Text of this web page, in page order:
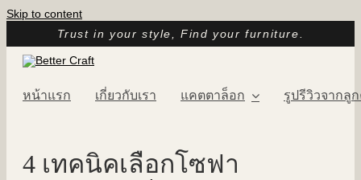
Skip to content
Trust in your style, Find your furniture.
หน้าแรก เกี่ยวกับเรา แคตตาล็อก รูปรีวิวจากลู
4 เทคนิคเลือกโซฟา